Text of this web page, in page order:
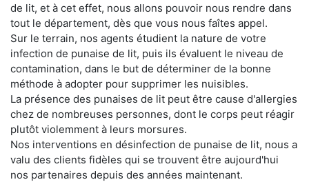
de lit, et à cet effet, nous allons pouvoir nous rendre dans
tout le département, dès que vous nous faîtes appel.
Sur le terrain, nos agents étudient la nature de votre
infection de punaise de lit, puis ils évaluent le niveau de
contamination, dans le but de déterminer de la bonne
méthode à adopter pour supprimer les nuisibles.
La présence des punaises de lit peut être cause d'allergies
chez de nombreuses personnes, dont le corps peut réagir
plutôt violemment à leurs morsures.
Nos interventions en désinfection de punaise de lit, nous a
valu des clients fidèles qui se trouvent être aujourd'hui
nos partenaires depuis des années maintenant.